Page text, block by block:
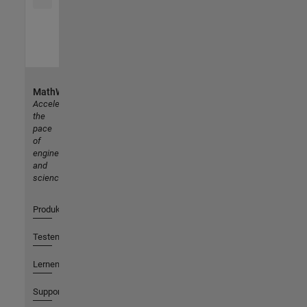
MathWorks
Accelerating
the
pace
of
engineering
and
science
Produkte
Testen oder Kaufen
Lernen
Support